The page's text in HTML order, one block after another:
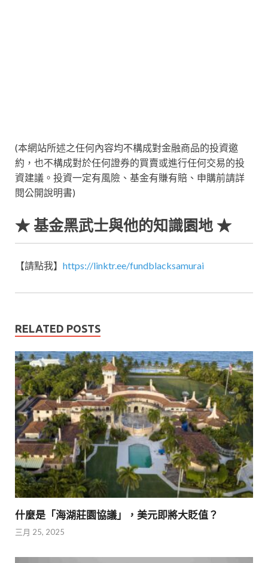
(本網站所述之任何內容均不構成對金融商品的投資邀
約，也不構成對於任何證券的買賣或進行任何交易的投
資建議。投資一定有風險、基金有賺有賠、申購前請詳
閱公開說明書)
★ 基金黑武士與他的知識園地 ★
【請點我】 https://linktr.ee/fundblacksamurai
RELATED POSTS
什麼是「海湖莊園協議」，美元即將大貶值？
三月 25, 2025